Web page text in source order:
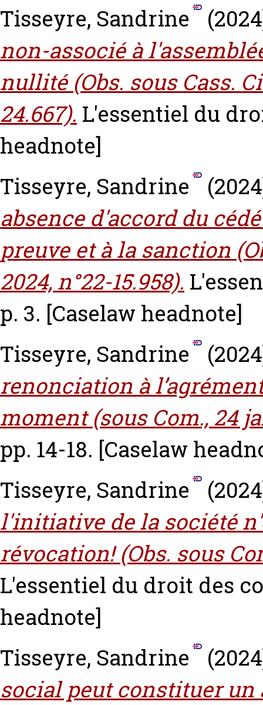
Tisseyre, Sandrine
non-associé à
nullité (Obs. sous Cass.
24.667). L'essentiel du
headnote]
Tisseyre, Sandrine
absence d'accord du
preuve et à la sanction
2024, n°22-15.958).
p. 3. [Caselaw headnote]
Tisseyre, Sandrine
renonciation à
moment (sous Com., 24
pp. 14-18. [Caselaw
Tisseyre, Sandrine
l'initiative de la société
révocation! (Obs. sous
L'essentiel du droit des
headnote]
Tisseyre, Sandrine
social peut constituer un